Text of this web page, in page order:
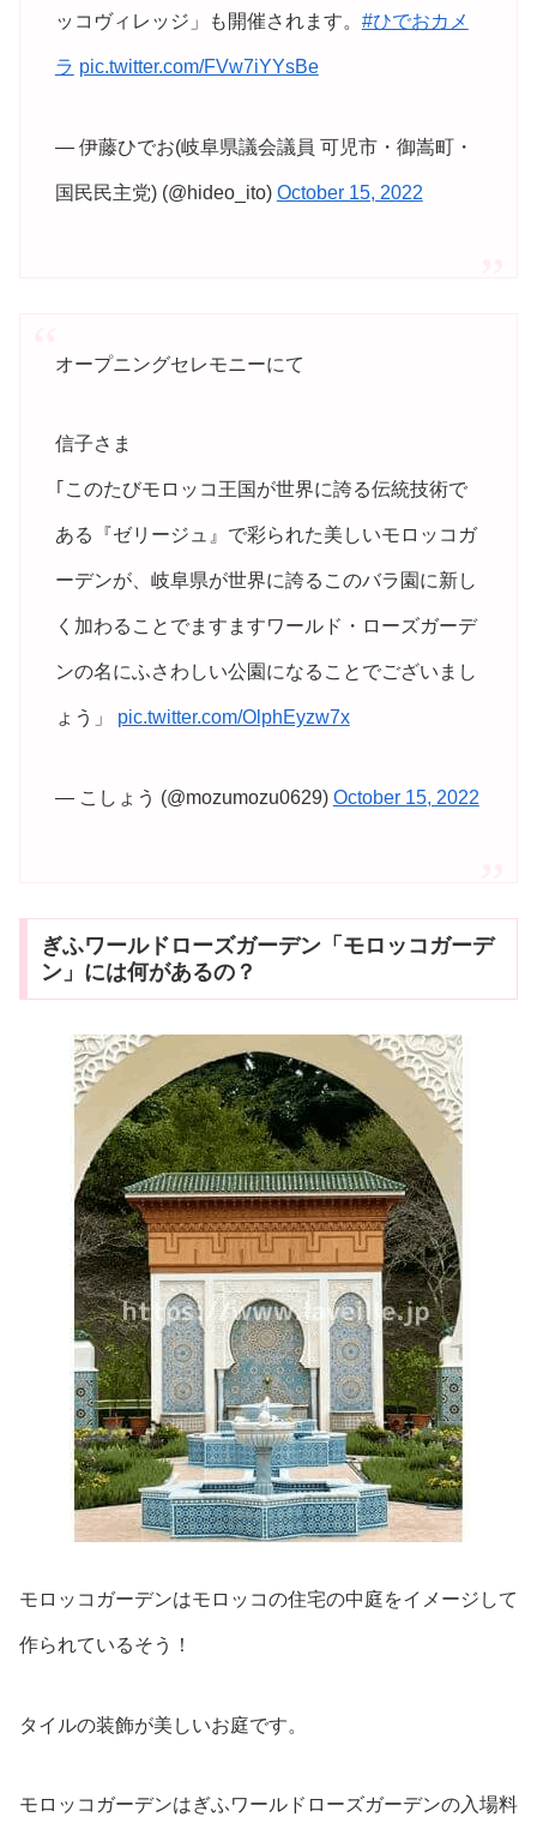
ッコヴィレッジ」も開催されます。 #ひでおカメ
ラ pic.twitter.com/FVw7iYYsBe
— 伊藤ひでお(岐阜県議会議員 可児市・御嵩町・
国民民主党) (@hideo_ito) October 15, 2022
オープニングセレモニーにて
信子さま
｢このたびモロッコ王国が世界に誇る伝統技術で
ある『ゼリージュ』で彩られた美しいモロッコガ
ーデンが、岐阜県が世界に誇るこのバラ園に新し
く加わることでますますワールド・ローズガーデ
ンの名にふさわしい公園になることでございまし
ょう」 pic.twitter.com/OlphEyzw7x
— こしょう (@mozumozu0629) October 15, 2022
ぎふワールドローズガーデン「モロッコガーデ
ン」には何があるの？
モロッコガーデンはモロッコの住宅の中庭をイメージして
作られているそう！
タイルの装飾が美しいお庭です。
モロッコガーデンはぎふワールドローズガーデンの入場料